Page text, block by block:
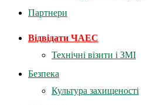
Партнери
Відвідати ЧАЕС
Технічні візити і ЗМІ
Безпека
Культура захищеності